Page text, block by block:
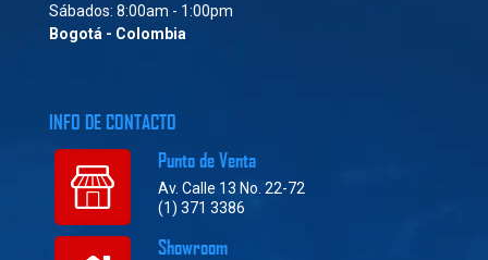
Sábados: 8:00am - 1:00pm
Bogotá - Colombia
INFO DE CONTACTO
Punto de Venta
Av. Calle 13 No. 22-72
(1) 371 3386
Showroom